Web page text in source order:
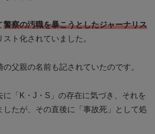
警察の汚職を暴こうとしたジャーナリス
ト化されていました。
父親の名前も記されていたのです。
に「K・J・S」の存在に気づき、それを
したが、その直後に「事故死」として処